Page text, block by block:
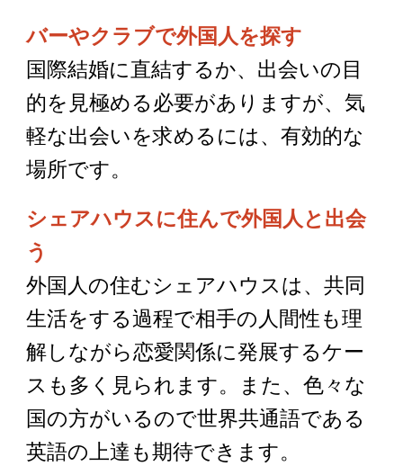
バーやクラブで外国人を探す
国際結婚に直結するか、出会いの目
的を見極める必要がありますが、気
軽な出会いを求めるには、有効的な
場所です。
シェアハウスに住んで外国人と出会
う
外国人の住むシェアハウスは、共同
生活をする過程で相手の人間性も理
解しながら恋愛関係に発展するケー
スも多く見られます。また、色々な
国の方がいるので世界共通語である
英語の上達も期待できます。